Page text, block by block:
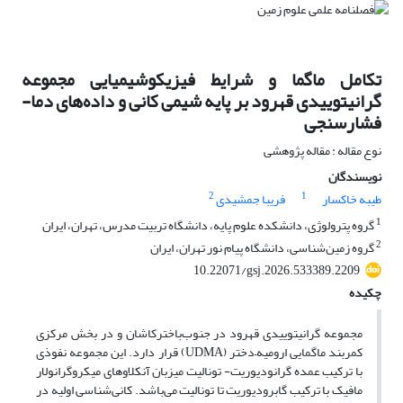
تکامل ماگما و شرایط فیزیکوشیمیایی مجموعه
گرانیتوییدی قهرود بر پایه شیمی کانی و داده‌های دما-
فشارسنجی
نوع مقاله : مقاله پژوهشی
نویسندگان
طیبه خاکسار
1 فریبا جمشیدی2
1گروه پترولوژی، دانشکده علوم پایه، دانشگاه تربیت مدرس، تهران، ایران
2گروه زمین‌شناسی، دانشگاه پیام نور تهران، ایران
10.22071/gsj.2026.533389.2209
چکیده
مجموعه­ گرانیتوییدی قهرود در جنوب‌باخترکاشان و در بخش مرکزی
کمربند ماگمایی ارومیه–دختر(UDMA)قرار دارد. این مجموعه­ نفوذی
با ترکیب عمده گرانودیوریت- تونالیت میزبان آنکلاوهای میکروگرانولار
مافیک با ترکیب گابرودیوریت تا تونالیت می‌­باشد. کانی‌شناسی اولیه در